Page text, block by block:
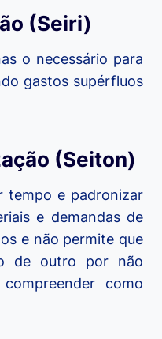
(Seiri)
o necessário para
gastos supérfluos
(Seiton)
tempo e padronizar
e demandas de
e não permite que
de outro por não
como